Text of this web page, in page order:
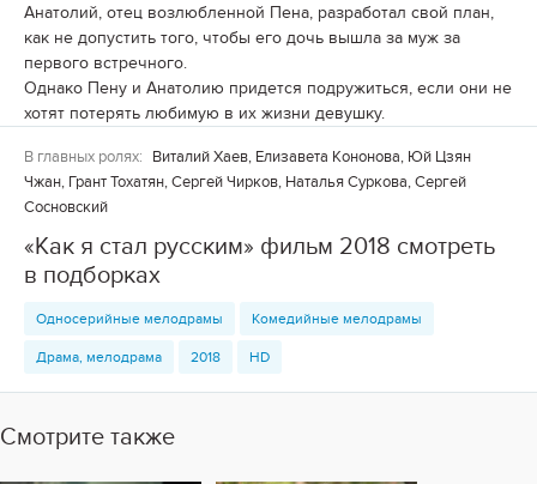
Анатолий, отец возлюбленной Пена, разработал свой план,
как не допустить того, чтобы его дочь вышла за муж за
первого встречного.
Однако Пену и Анатолию придется подружиться, если они не
хотят потерять любимую в их жизни девушку.
В главных ролях:
Виталий Хаев, Елизавета Кононова, Юй Цзян
Чжан, Грант Тохатян, Сергей Чирков, Наталья Суркова, Сергей
Сосновский
«Как я стал русским» фильм 2018 смотреть
в подборках
Односерийные мелодрамы Комедийные мелодрамы
Драма, мелодрама 2018 HD
Смотрите также